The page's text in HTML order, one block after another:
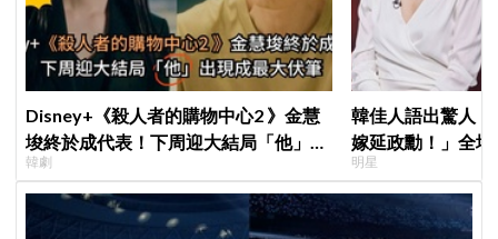
Disney+《殺人者的購物中心2 》金慧
埈終於成代表！下周迎大結局「他」出
現成最大伏筆
韓劇
韓佳人語出驚人
嫁延政勳！」全
實原因笑翻
明星